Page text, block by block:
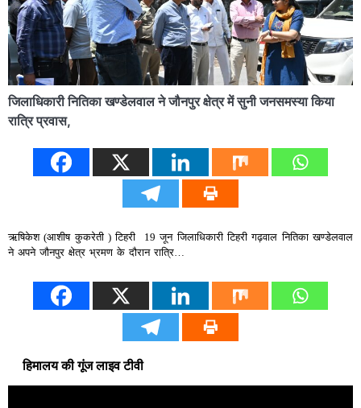
जिलाधिकारी नितिका खण्डेलवाल ने जौनपुर क्षेत्र में सुनी जनसमस्या किया
रात्रि प्रवास,
ऋषिकेश (आशीष कुकरेती ) टिहरी 19 जून जिलाधिकारी टिहरी गढ़वाल नितिका खण्डेलवाल
ने अपने जौनपुर क्षेत्र भ्रमण के दौरान रात्रि…
हिमालय की गूंज लाइव टीवी